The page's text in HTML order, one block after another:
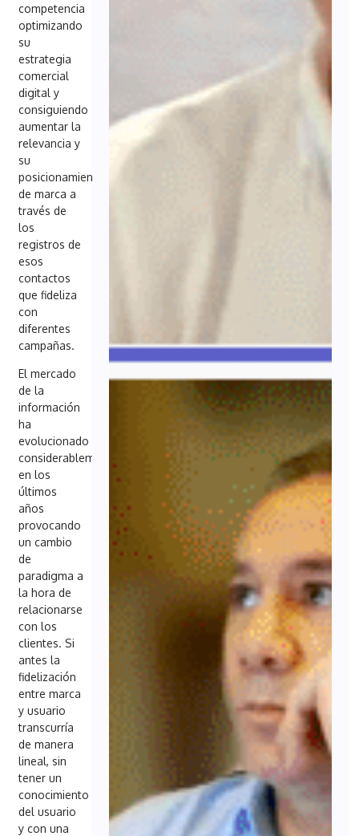
competencia
optimizando
su
estrategia
comercial
digital y
consiguiendo
aumentar la
relevancia y
su
posicionamiento
de marca a
través de
los
registros de
esos
contactos
que fideliza
con
diferentes
campañas.
El mercado
de la
información
ha
evolucionado
considerablemente
en los
últimos
años
provocando
un cambio
de
paradigma a
la hora de
relacionarse
con los
clientes. Si
antes la
fidelización
entre marca
y usuario
transcurría
de manera
lineal, sin
tener un
conocimiento
del usuario
y con una